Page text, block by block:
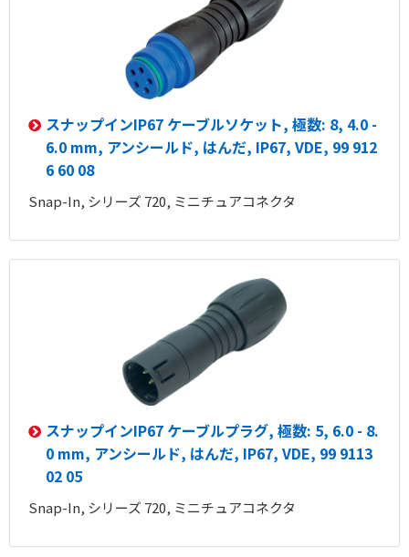
スナップインIP67 ケーブルソケット, 極数: 8, 4.0 -
6.0 mm, アンシールド, はんだ, IP67, VDE, 99 912
6 60 08
Snap-In, シリーズ 720, ミニチュアコネクタ
スナップインIP67 ケーブルプラグ, 極数: 5, 6.0 - 8.
0 mm, アンシールド, はんだ, IP67, VDE, 99 9113
02 05
Snap-In, シリーズ 720, ミニチュアコネクタ